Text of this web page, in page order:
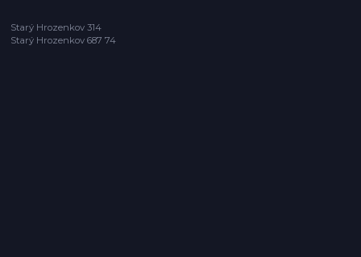
Starý Hrozenkov 314
Starý Hrozenkov 687 74